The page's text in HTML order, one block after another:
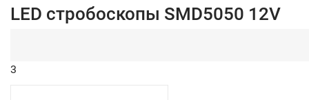
LED стробоскопы SMD5050 12V
3